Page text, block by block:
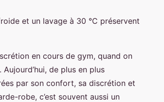
et un lavage à 30 °C préservent
en cours de gym, quand on
de plus en plus
par son confort, sa discrétion et
robe, c’est souvent aussi un